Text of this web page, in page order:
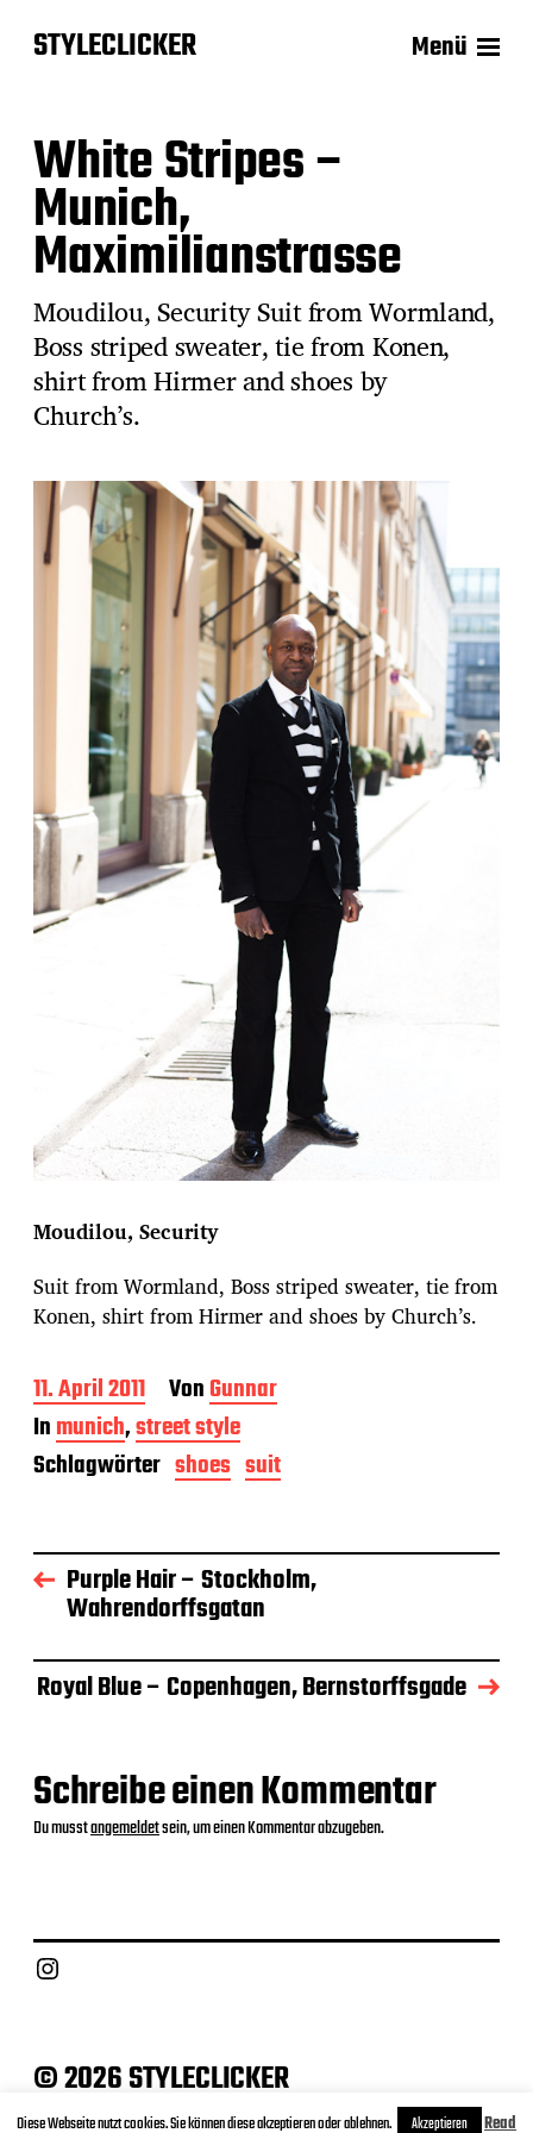
STYLECLICKER Menü
White Stripes –
Munich,
Maximilianstrasse
Moudilou, Security Suit from Wormland,
Boss striped sweater, tie from Konen,
shirt from Hirmer and shoes by
Church’s.
Moudilou, Security
Suit from Wormland, Boss striped sweater, tie from
Konen, shirt from Hirmer and shoes by Church’s.
B
e
i
t
r
s
d
u
m
11. April 2011 VonGunnar
Inmunich,street style
Schlagwörter shoes suit
Purple Hair – Stockholm,
Wahrendorffsgatan
Royal Blue – Copenhagen, Bernstorffsgade
Schreibe einen Kommentar
Du musstangemeldetsein, um einen Kommentar abzugeben.
Instagram
© 2026 STYLECLICKER
Diese Webseite nutzt cookies. Sie können diese akzeptieren oder ablehnen. Akzeptieren Read